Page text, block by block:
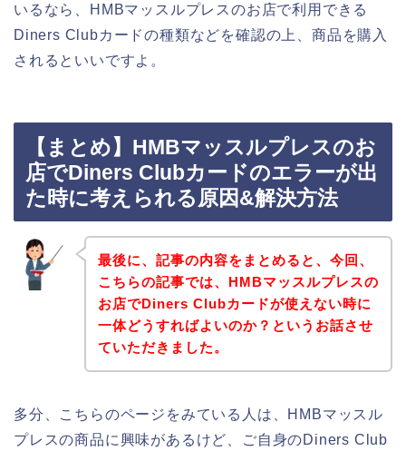
いるなら、HMBマッスルプレスのお店で利用できる
Diners Clubカードの種類などを確認の上、商品を購入
されるといいですよ。
【まとめ】HMBマッスルプレスのお
店でDiners Clubカードのエラーが出
た時に考えられる原因&解決方法
最後に、記事の内容をまとめると、今回、
こちらの記事では、HMBマッスルプレスの
お店でDiners Clubカードが使えない時に
一体どうすればよいのか？というお話させ
ていただきました。
多分、こちらのページをみている人は、HMBマッスル
プレスの商品に興味があるけど、ご自身のDiners Club